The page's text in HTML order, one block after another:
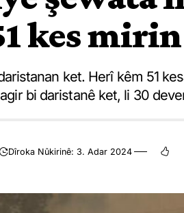
kes mirin
ket. Herî kêm 51
bi daristanê ket, li 30
Dîroka Nûkirinê: 3. Adar 2024